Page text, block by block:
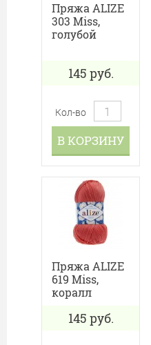
Пряжа ALIZE
303 Miss,
голубой
145 руб.
Кол-во
В КОРЗИНУ
Пряжа ALIZE
619 Miss,
коралл
145 руб.